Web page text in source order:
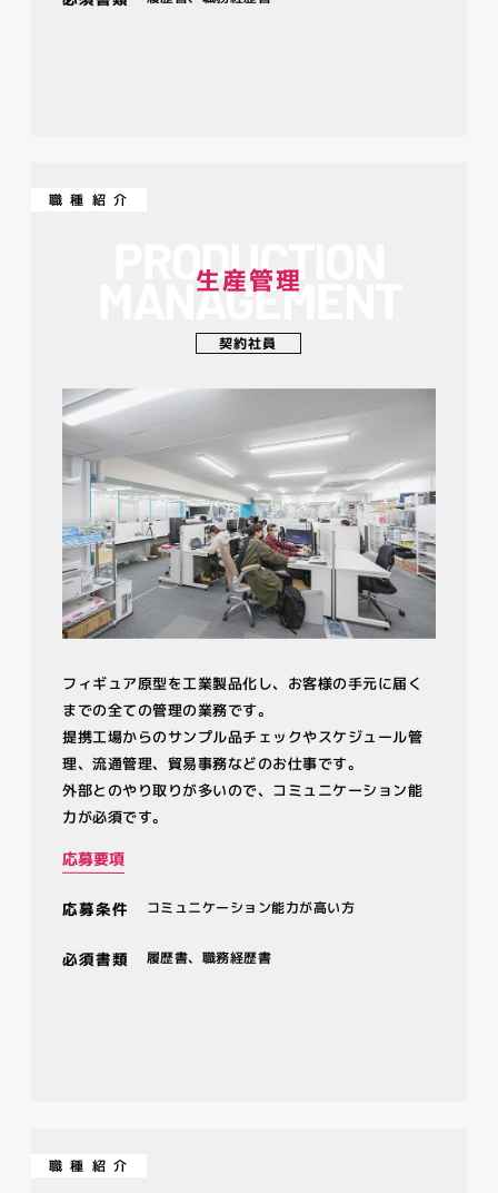
職種紹介
PRODUCTION
MANAGEMENT
生産管理
契約社員
フィギュア原型を工業製品化し、お客様の手元に届く
までの全ての管理の業務です。
提携工場からのサンプル品チェックやスケジュール管
理、流通管理、貿易事務などのお仕事です。
外部とのやり取りが多いので、コミュニケーション能
力が必須です。
応募要項
応募条件 コミュニケーション能力が高い方
必須書類 履歴書、職務経歴書
職種紹介